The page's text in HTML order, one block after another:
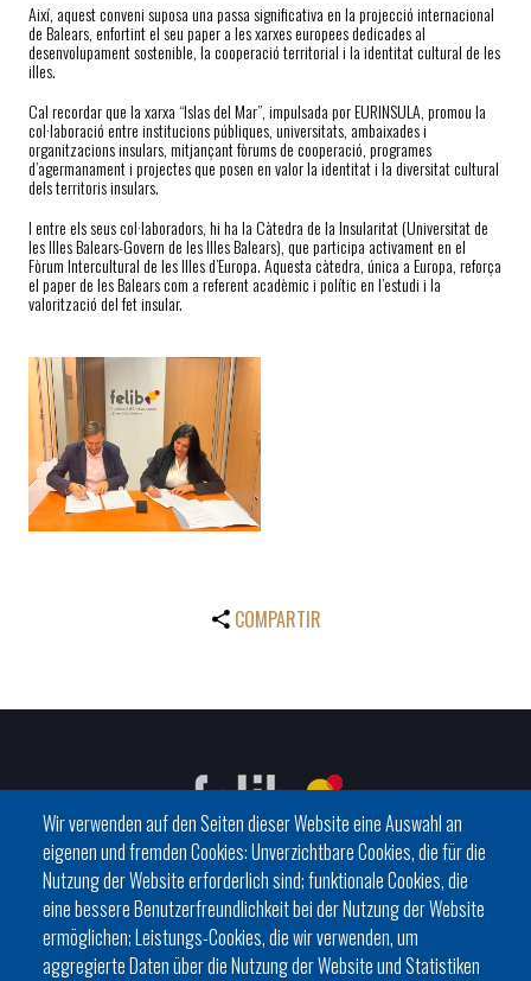
Així, aquest conveni suposa una passa significativa en la projecció internacional
de Balears, enfortint el seu paper a les xarxes europees dedicades al
desenvolupament sostenible, la cooperació territorial i la identitat cultural de les
illes.
Cal recordar que la xarxa “Islas del Mar”, impulsada por EURINSULA, promou la
col·laboració entre institucions públiques, universitats, ambaixades i
organitzacions insulars, mitjançant fòrums de cooperació, programes
d’agermanament i projectes que posen en valor la identitat i la diversitat cultural
dels territoris insulars.
I entre els seus col·laboradors, hi ha la Càtedra de la Insularitat (Universitat de
les Illes Balears-Govern de les Illes Balears), que participa activament en el
Fòrum Intercultural de les Illes d’Europa. Aquesta càtedra, única a Europa, reforça
el paper de les Balears com a referent acadèmic i polític en l’estudi i la
valorització del fet insular.
COMPARTIR
Wir verwenden auf den Seiten dieser Website eine Auswahl an
eigenen und fremden Cookies: Unverzichtbare Cookies, die für die
Nutzung der Website erforderlich sind; funktionale Cookies, die
eine bessere Benutzerfreundlichkeit bei der Nutzung der Website
ermöglichen; Leistungs-Cookies, die wir verwenden, um
aggregierte Daten über die Nutzung der Website und Statistiken
C/ del General Riera, 111 07010 Palma
Phone 971 760911 - Fax 971 763102